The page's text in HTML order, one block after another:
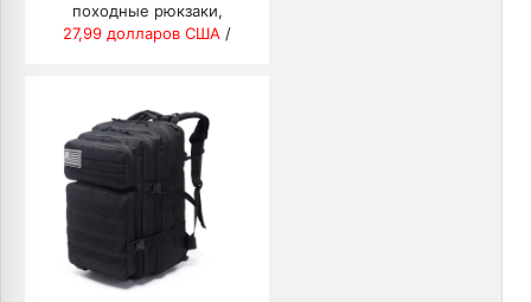
походные рюкзаки,
большой рюкзак для отдыха
алюминиевого сплава, 1,65
кг
27,99 долларов США /